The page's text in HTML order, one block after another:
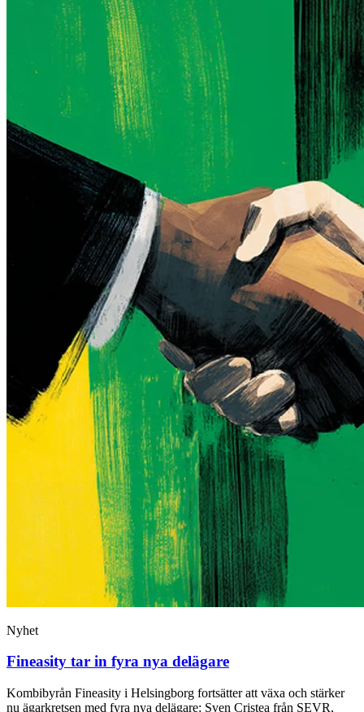
Nyhet
Fineasity tar in fyra nya delägare
Kombibyrån Fineasity i Helsingborg fortsätter att växa och stärker
nu ägarkretsen med fyra nya delägare: Sven Cristea från SEVR,